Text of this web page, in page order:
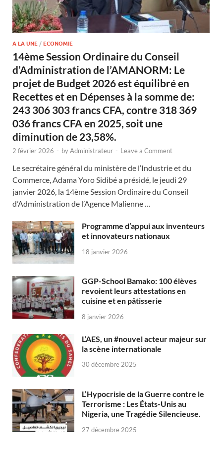
A LA UNE / ECONOMIE
14ème Session Ordinaire du Conseil
d’Administration de l’AMANORM: Le
projet de Budget 2026 est équilibré en
Recettes et en Dépenses à la somme de:
243 306 303 francs CFA, contre 318 369
036 francs CFA en 2025, soit une
diminution de 23,58%.
2 février 2026 - byAdministrateur - Leave a Comment
Le secrétaire général du ministère de l’Industrie et du
Commerce, Adama Yoro Sidibé a présidé, le jeudi 29
janvier 2026, la 14ème Session Ordinaire du Conseil
d’Administration de l’Agence Malienne …
Programme d’appui aux inventeurs
et innovateurs nationaux
18 janvier 2026
GGP-School Bamako: 100 élèves
revoient leurs attestations en
cuisine et en pâtisserie
8 janvier 2026
L’AES, un #nouvel acteur majeur sur
la scène internationale
30 décembre 2025
L’Hypocrisie de la Guerre contre le
Terrorisme : Les États-Unis au
Nigeria, une Tragédie Silencieuse.
27 décembre 2025